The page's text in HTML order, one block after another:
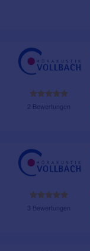
2 Bewertungen
3 Bewertungen